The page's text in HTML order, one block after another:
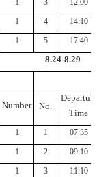
1 3 12:00
1 4
14:10
1 5 17:40
8.24-8.29
Number No.
Departure
Time
1 1
07:35
1 2
09:10
1 3 11:10